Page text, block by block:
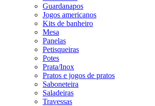
Guardanapos
Jogos americanos
Kits de banheiro
Mesa
Panelas
Petisqueiras
Potes
Prata/Inox
Pratos e jogos de pratos
Saboneteira
Saladeiras
Travessas